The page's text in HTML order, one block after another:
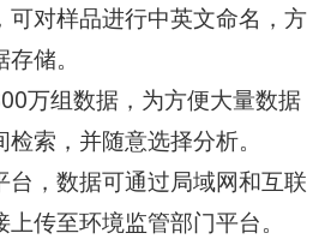
可对样品进行中英文命名，方
储。
万组数据，为方便大量数据
索，并随意选择分析。
台，数据可通过局域网和互联
传至环境监管部门平台。